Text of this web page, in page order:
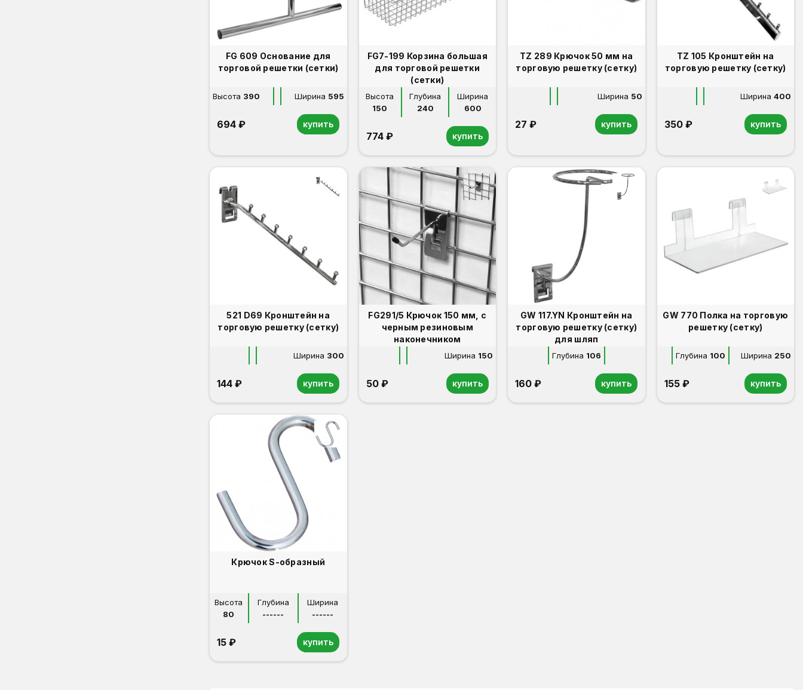
FG 609 Основание для
торговой решетки (сетки)
Высота 390 Ширина 595
694 ₽ купить
FG7-199 Корзина большая
для торговой решетки
(сетки)
Высота
150
Глубина
240
Ширина
600
774 ₽ купить
TZ 289 Крючок 50 мм на
торговую решетку (сетку)
Ширина 50
27 ₽ купить
TZ 105 Кронштейн на
торговую решетку (сетку)
Ширина 400
350 ₽ купить
521 D69 Кронштейн на
торговую решетку (сетку)
Ширина 300
144 ₽ купить
FG291/5 Крючок 150 мм, с
черным резиновым
наконечником
Ширина 150
50 ₽ купить
GW 117.YN Кронштейн на
торговую решетку (сетку)
для шляп
Глубина 106
160 ₽ купить
GW 770 Полка на торговую
решетку (сетку)
Глубина 100 Ширина 250
155 ₽ купить
Крючок S-образный
Высота
80
Глубина
------
Ширина
------
15 ₽ купить